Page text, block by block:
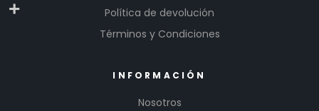
Política de devolución
Términos y Condiciones
INFORMACIÓN
Nosotros